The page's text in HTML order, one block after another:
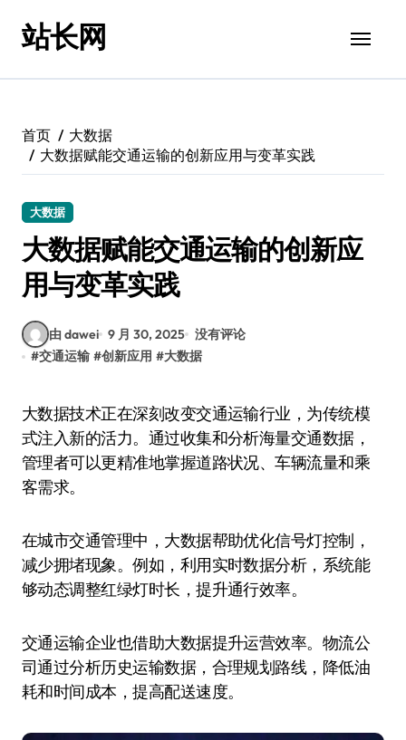
站长网
首页
大数据
大数据赋能交通运输的创新应用与变革实践
大数据
大数据赋能交通运输的创新应
用与变革实践
由 dawei 9 月 30, 2025 没有评论
#交通运输 #创新应用 #大数据
大数据技术正在深刻改变交通运输行业，为传统模
式注入新的活力。通过收集和分析海量交通数据，
管理者可以更精准地掌握道路状况、车辆流量和乘
客需求。
在城市交通管理中，大数据帮助优化信号灯控制，
减少拥堵现象。例如，利用实时数据分析，系统能
够动态调整红绿灯时长，提升通行效率。
交通运输企业也借助大数据提升运营效率。物流公
司通过分析历史运输数据，合理规划路线，降低油
耗和时间成本，提高配送速度。